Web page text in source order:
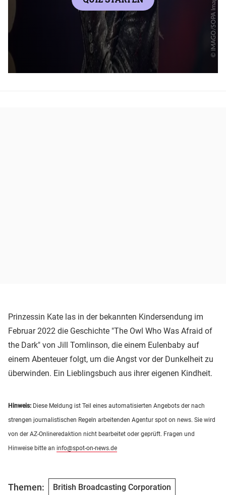
Prinzessin Kate las in der bekannten Kindersendung im
Februar 2022 die Geschichte "The Owl Who Was Afraid of
the Dark" von Jill Tomlinson, die einem Eulenbaby auf
einem Abenteuer folgt, um die Angst vor der Dunkelheit zu
überwinden. Ein Lieblingsbuch aus ihrer eigenen Kindheit.
Hinweis: Diese Meldung ist Teil eines automatisierten Angebots der nach
strengen journalistischen Regeln arbeitenden Agentur spot on news. Sie wird
von der AZ-Onlineredaktion nicht bearbeitet oder geprüft. Fragen und
Hinweise bitte an info@spot-on-news.de
Themen: British Broadcasting Corporation